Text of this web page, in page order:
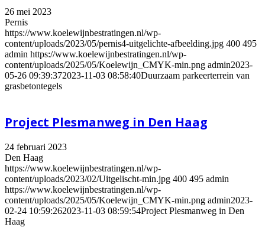
26 mei 2023
Pernis
https://www.koelewijnbestratingen.nl/wp-
content/uploads/2023/05/pernis4-uitgelichte-afbeelding.jpg 400 495
admin https://www.koelewijnbestratingen.nl/wp-
content/uploads/2025/05/Koelewijn_CMYK-min.png admin2023-
05-26 09:39:372023-11-03 08:58:40Duurzaam parkeerterrein van
grasbetontegels
Project Plesmanweg in Den Haag
24 februari 2023
Den Haag
https://www.koelewijnbestratingen.nl/wp-
content/uploads/2023/02/Uitgelischt-min.jpg 400 495 admin
https://www.koelewijnbestratingen.nl/wp-
content/uploads/2025/05/Koelewijn_CMYK-min.png admin2023-
02-24 10:59:262023-11-03 08:59:54Project Plesmanweg in Den
Haag